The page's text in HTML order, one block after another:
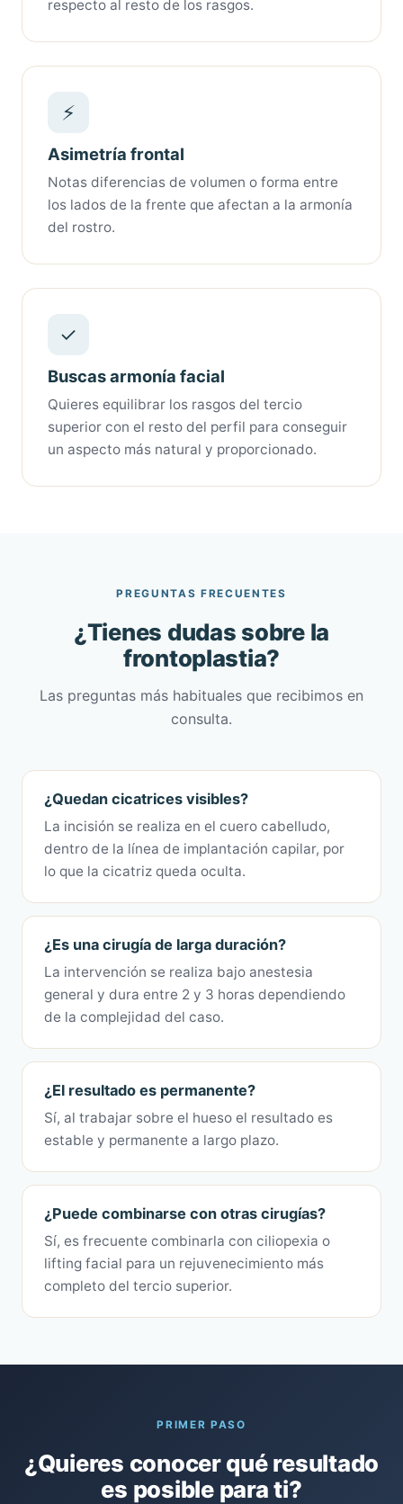
respecto al resto de los rasgos.
⚡
Asimetría frontal
Notas diferencias de volumen o forma entre
los lados de la frente que afectan a la armonía
del rostro.
✓
Buscas armonía facial
Quieres equilibrar los rasgos del tercio
superior con el resto del perfil para conseguir
un aspecto más natural y proporcionado.
PREGUNTAS FRECUENTES
¿Tienes dudas sobre la
frontoplastia?
Las preguntas más habituales que recibimos en
consulta.
¿Quedan cicatrices visibles?
La incisión se realiza en el cuero cabelludo,
dentro de la línea de implantación capilar, por
lo que la cicatriz queda oculta.
¿Es una cirugía de larga duración?
La intervención se realiza bajo anestesia
general y dura entre 2 y 3 horas dependiendo
de la complejidad del caso.
¿El resultado es permanente?
Sí, al trabajar sobre el hueso el resultado es
estable y permanente a largo plazo.
¿Puede combinarse con otras cirugías?
Sí, es frecuente combinarla con ciliopexia o
lifting facial para un rejuvenecimiento más
completo del tercio superior.
PRIMER PASO
¿Quieres conocer qué resultado
es posible para ti?